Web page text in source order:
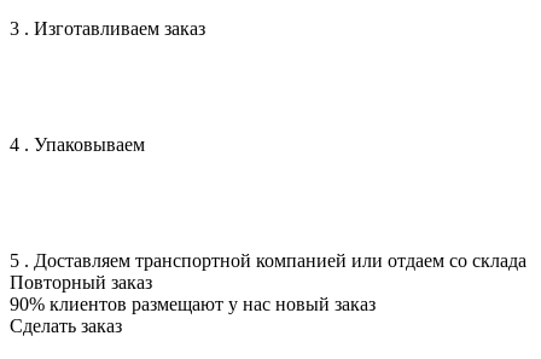
3 . Изготавливаем заказ
4 . Упаковываем
5 . Доставляем транспортной компанией или отдаем со склада
Повторный заказ
90% клиентов размещают у нас новый заказ
Сделать заказ